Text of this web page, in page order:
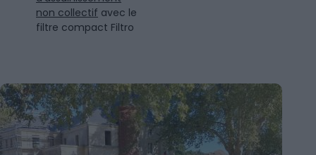
non collectif avec le
filtre compact Filtro